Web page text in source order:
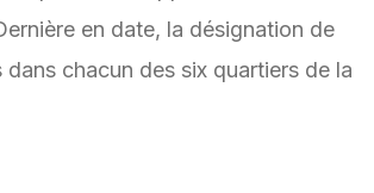
en date, la désignation de
chacun des six quartiers de la